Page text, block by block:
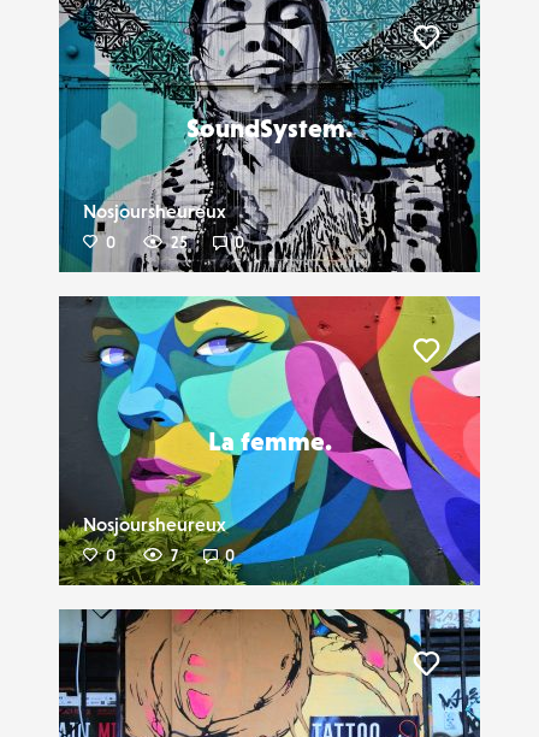
SoundSystem.
Nosjoursheureux
0 25 0
Liker
La femme.
Nosjoursheureux
0 7 0
Liker
Liker